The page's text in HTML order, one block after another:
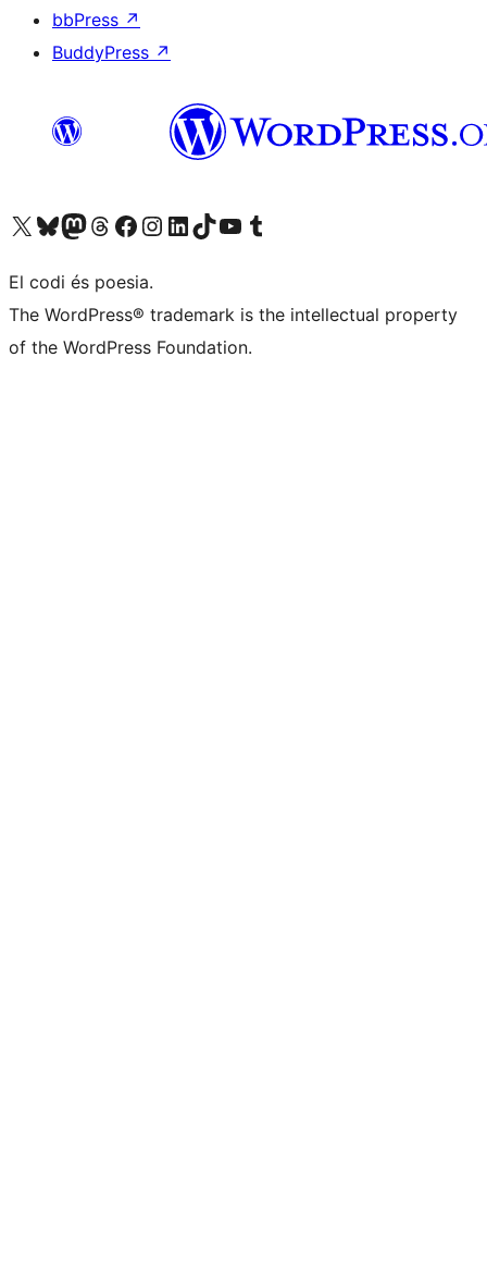
bbPress ↗
BuddyPress ↗
Visiteu el nostre compte X (abans Twitter)
Visiteu el nostre compte de Bluesky
Visiteu el nostre compte al Mastodon
Visiteu el nostre compte de Threads
Visiteu la nostra pàgina al Facebook
Visiteu el nostre compte d'Instagram
Visiteu el nostre compte de LinkedIn
Visiteu el nostre compte de TikTok
Visiteu el nostre canal al YouTube
Visiteu el nostre compte de Tumblr
El codi és poesia.
The WordPress® trademark is the intellectual property
of the WordPress Foundation.